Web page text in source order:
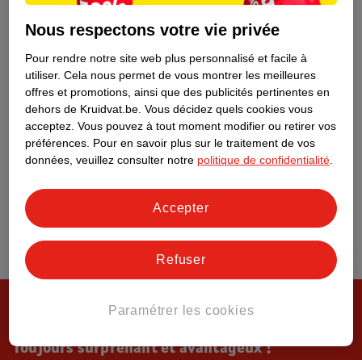
Toujours surprenant et avantageux !
Nous respectons votre vie privée
Pour rendre notre site web plus personnalisé et facile à
utiliser. Cela nous permet de vous montrer les meilleures
offres et promotions, ainsi que des publicités pertinentes en
dehors de Kruidvat.be. Vous décidez quels cookies vous
acceptez. Vous pouvez à tout moment modifier ou retirer vos
préférences. Pour en savoir plus sur le traitement de vos
données, veuillez consulter notre politique de confidentialité
Paramétrer les cookies
Refuser
Accepter